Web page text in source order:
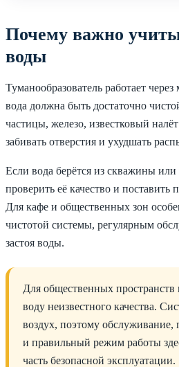
Почему важно
воды
Туманообразователь работает
вода должна быть достаточно
частицы, железо, известковый
забивать отверстия и ухудшать
Если вода берётся из скважины или
проверить её качество и
Для кафе и общественных зон
чистотой системы, регулярным
застоя воды.
Для общественных пространств
воду неизвестного качества.
воздух, поэтому
и правильный режим работы
часть безопасной эксплуатации.